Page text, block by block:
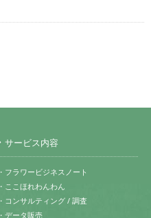
サービス内容
・フラワービジネスノート
・ここほれわんわん
・コンサルティング / 調査
・データ販売